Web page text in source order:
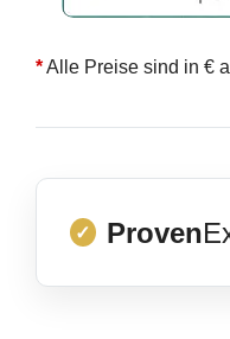
*Alle Preise sind in €
✓ Proven